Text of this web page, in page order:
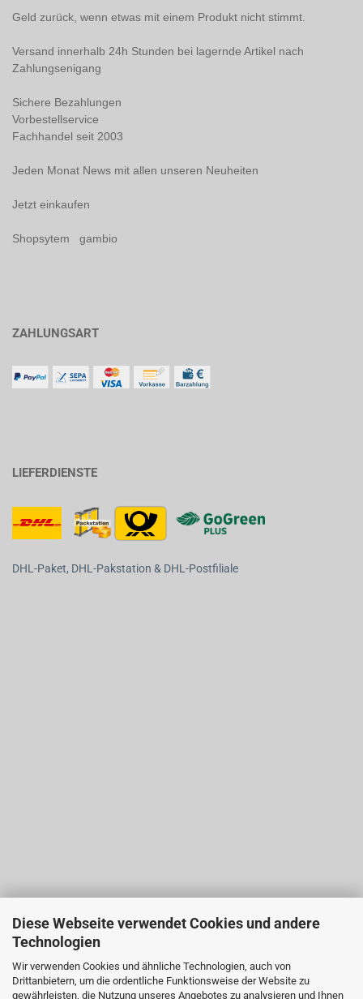
Diese Webseite verwendet Cookies und andere
Technologien
Wir verwenden Cookies und ähnliche Technologien, auch von
Drittanbietern, um die ordentliche Funktionsweise der Website zu
gewährleisten, die Nutzung unseres Angebotes zu analysieren und Ihnen
Geld zurück, wenn etwas mit einem Produkt nicht stimmt.
Versand innerhalb 24h Stunden bei lagernde Artikel nach
Zahlungsenigang
Sichere Bezahlungen
Vorbestellservice
Fachhandel seit 2003
Jeden Monat News mit allen unseren Neuheiten
Jetzt einkaufen
Shopsytem gambio
ZAHLUNGSART
LIEFERDIENSTE
DHL-Paket, DHL-Pakstation & DHL-Postfiliale